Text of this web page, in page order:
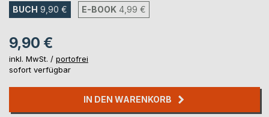
BUCH 9,90 € E-BOOK 4,99 €
9,90 €
inkl. MwSt. / portofrei
sofort verfügbar
IN DEN WARENKORB